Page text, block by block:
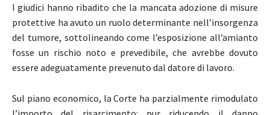
I giudici hanno ribadito che la mancata adozione di misure
protettive ha avuto un ruolo determinante nell’insorgenza
del tumore, sottolineando come l’esposizione all’amianto
fosse un rischio noto e prevedibile, che avrebbe dovuto
essere adeguatamente prevenuto dal datore di lavoro.
Sul piano economico, la Corte ha parzialmente rimodulato